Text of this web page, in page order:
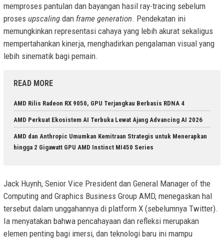
memproses pantulan dan bayangan hasil ray-tracing sebelum
proses upscaling dan frame generation. Pendekatan ini
memungkinkan representasi cahaya yang lebih akurat sekaligus
mempertahankan kinerja, menghadirkan pengalaman visual yang
lebih sinematik bagi pemain.
READ MORE
AMD Rilis Radeon RX 9050, GPU Terjangkau Berbasis RDNA 4
AMD Perkuat Ekosistem AI Terbuka Lewat Ajang Advancing AI 2026
AMD dan Anthropic Umumkan Kemitraan Strategis untuk Menerapkan
hingga 2 Gigawatt GPU AMD Instinct MI450 Series
Jack Huynh, Senior Vice President dan General Manager of the
Computing and Graphics Business Group AMD, menegaskan hal
tersebut dalam unggahannya di platform X (sebelumnya Twitter).
Ia menyatakan bahwa pencahayaan dan refleksi merupakan
elemen penting bagi imersi, dan teknologi baru ini mampu